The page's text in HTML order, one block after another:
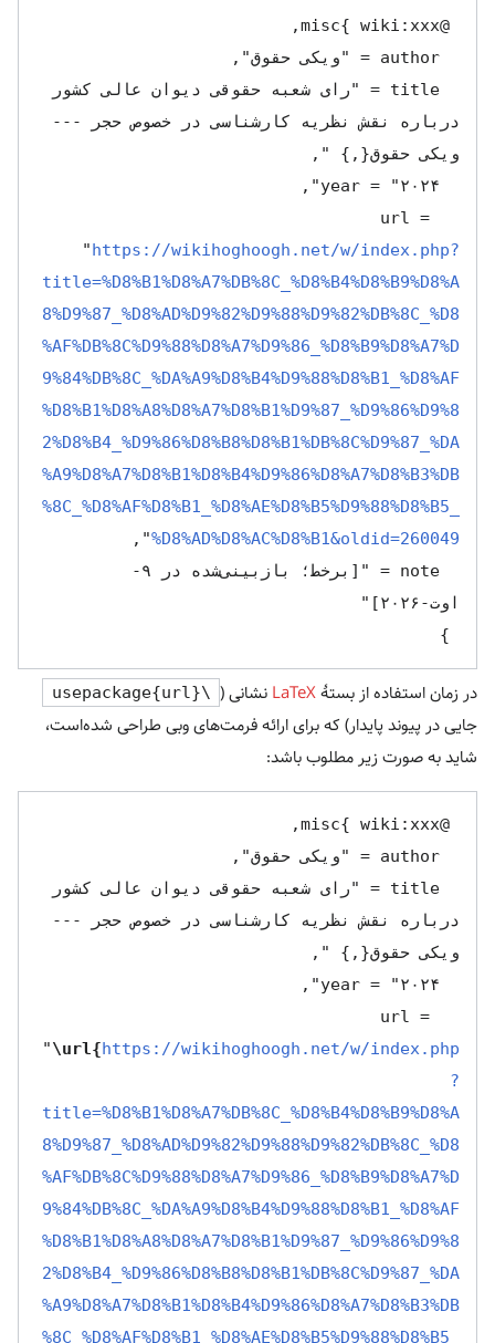
  url =
"https://wikihoghoogh.net/w/index.php?
title=%D8%B1%D8%A7%DB%8C_%D8%B4%D8%B9%D8%A
8%D9%87_%D8%AD%D9%82%D9%88%D9%82%DB%8C_%D8
%AF%DB%8C%D9%88%D8%A7%D9%86_%D8%B9%D8%A7%D
9%84%DB%8C_%DA%A9%D8%B4%D9%88%D8%B1_%D8%AF
%D8%B1%D8%A8%D8%A7%D8%B1%D9%87_%D9%86%D9%8
2%D8%B4_%D9%86%D8%B8%D8%B1%DB%8C%D9%87_%DA
%A9%D8%A7%D8%B1%D8%B4%D9%86%D8%A7%D8%B3%DB
%8C_%D8%AF%D8%B1_%D8%AE%D8%B5%D9%88%D8%B5_
%D8%AD%D8%AC%D8%B1&oldid=260049
  note = "[برخط؛ بازبینی‌شده در ۹-
در زمان استفاده از بستهٔLaTeX نشانی ( \usepackage{url}
جایی در پیوند پایدار) که برای ارائه فرمت‌های وبی طراحی شده‌است،
شاید به صورت زیر مطلوب باشد:
  url =
"\url{https://wikihoghoogh.net/w/index.php
?
title=%D8%B1%D8%A7%DB%8C_%D8%B4%D8%B9%D8%A
8%D9%87_%D8%AD%D9%82%D9%88%D9%82%DB%8C_%D8
%AF%DB%8C%D9%88%D8%A7%D9%86_%D8%B9%D8%A7%D
9%84%DB%8C_%DA%A9%D8%B4%D9%88%D8%B1_%D8%AF
%D8%B1%D8%A8%D8%A7%D8%B1%D9%87_%D9%86%D9%8
2%D8%B4_%D9%86%D8%B8%D8%B1%DB%8C%D9%87_%DA
%A9%D8%A7%D8%B1%D8%B4%D9%86%D8%A7%D8%B3%DB
%8C_%D8%AF%D8%B1_%D8%AE%D8%B5%D9%88%D8%B5_